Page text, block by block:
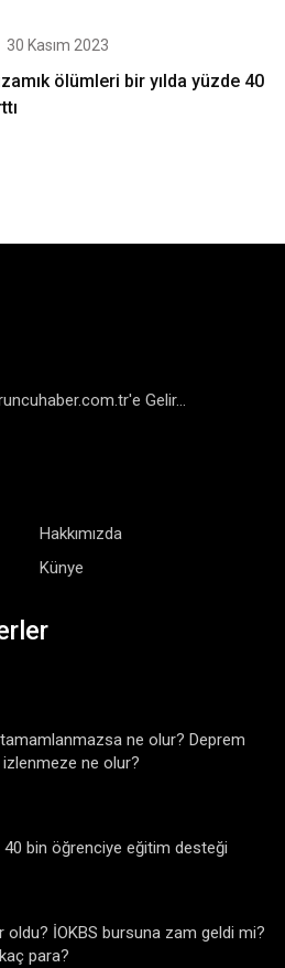
30 Kasım 2023
ölümleri bir yılda yüzde 40
Gelir...
Hakkımızda
Künye
tamamlanmazsa ne olur? Deprem
izlenmeze ne olur?
bin öğrenciye eğitim desteği
oldu? İOKBS bursuna zam geldi mi?
para?